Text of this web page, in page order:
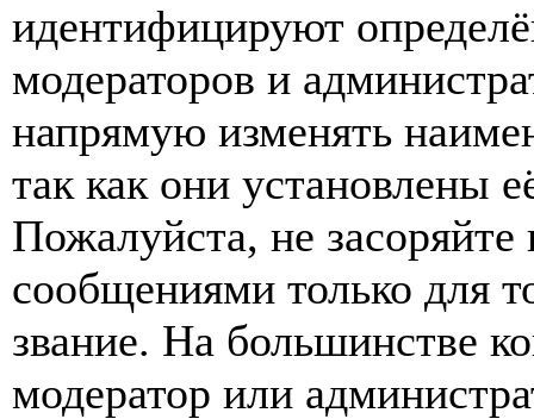
идентифицируют
модераторов и
напрямую изменять
так как они установлены
Пожалуйста, не
сообщениями только для
звание. На большинстве
модератор или